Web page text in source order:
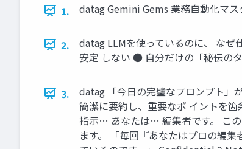
1.
datag Gemini Gems 業務自動化マ
2.
datag LLMを使っているのに、 な
安定 しない ● 自分だけの「秘伝の
3.
datag 「今日の完璧なプロンプト」
簡潔に要約し、重要なポ イントを
指示… あなたは… 編集者です。 こ
ます。 「毎回『あなたはプロの編